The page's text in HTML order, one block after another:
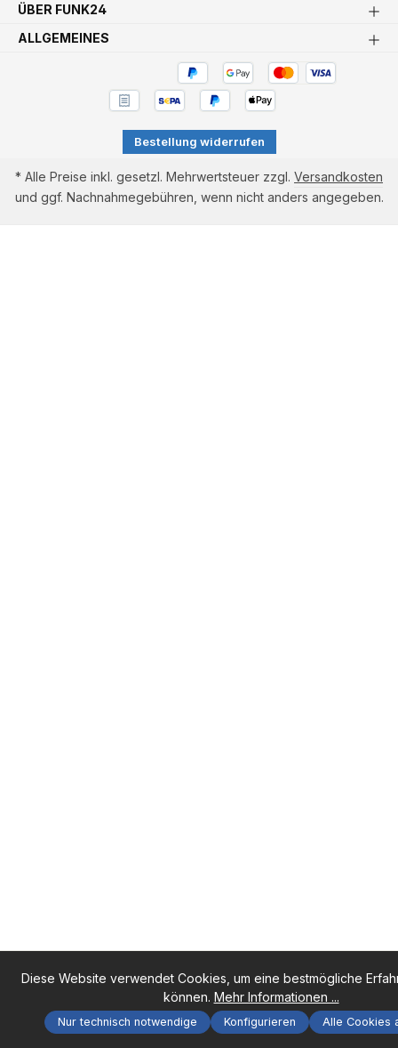
ÜBER FUNK24
ALLGEMEINES
Bestellung widerrufen
* Alle Preise inkl. gesetzl. Mehrwertsteuer zzgl. Versandkosten
und ggf. Nachnahmegebühren, wenn nicht anders angegeben.
Diese Website verwendet Cookies, um eine bestmögliche
können. Mehr Informationen ...
Nur technisch notwendige Konfigurieren Alle Cookies